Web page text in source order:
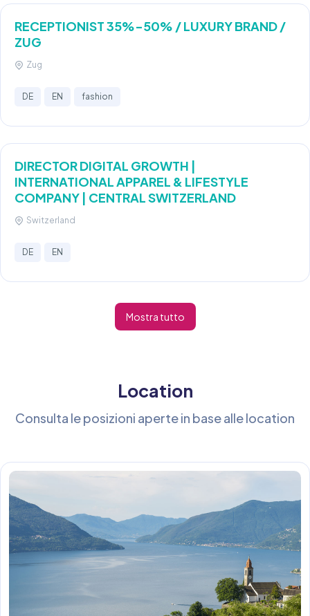
RECEPTIONIST 35%-50% / LUXURY BRAND /
ZUG
Zug
DE EN fashion
DIRECTOR DIGITAL GROWTH |
INTERNATIONAL APPAREL & LIFESTYLE
COMPANY | CENTRAL SWITZERLAND
Switzerland
DE EN
Mostra tutto
Location
Consulta le posizioni aperte in base alle location